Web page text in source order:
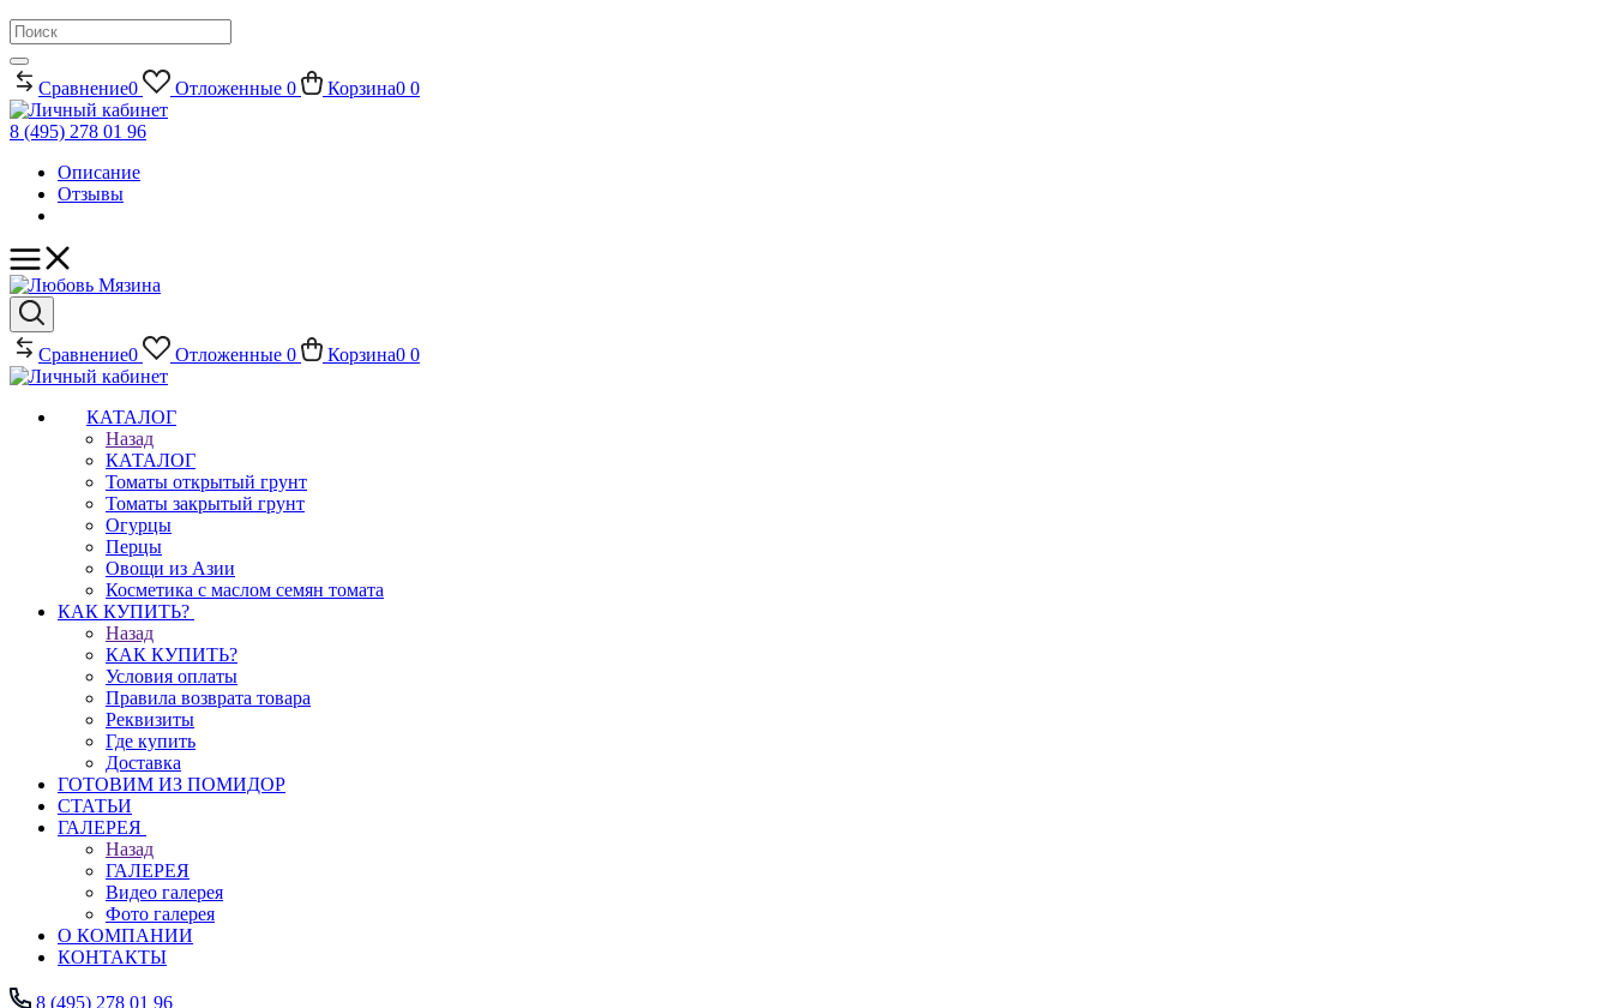
Сравнение0 Отложенные 0 Корзина0 0
8 (495) 278 01 96
Описание
Отзывы
Сравнение0 Отложенные 0 Корзина0 0
КАТАЛОГ
Назад
КАТАЛОГ
Томаты открытый грунт
Томаты закрытый грунт
Огурцы
Перцы
Овощи из Азии
Косметика с маслом семян томата
КАК КУПИТЬ?
Назад
КАК КУПИТЬ?
Условия оплаты
Правила возврата товара
Реквизиты
Где купить
Доставка
ГОТОВИМ ИЗ ПОМИДОР
СТАТЬИ
ГАЛЕРЕЯ
Назад
ГАЛЕРЕЯ
Видео галерея
Фото галерея
О КОМПАНИИ
КОНТАКТЫ
8 (495) 278 01 96